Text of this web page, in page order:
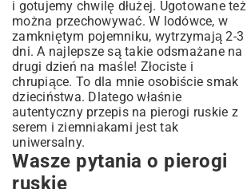
i gotujemy chwilę dłużej. Ugotowane też
można przechowywać. W lodówce, w
zamkniętym pojemniku, wytrzymają 2-3
dni. A najlepsze są takie odsmażane na
drugi dzień na maśle! Złociste i
chrupiące. To dla mnie osobiście smak
dzieciństwa. Dlatego właśnie
autentyczny przepis na pierogi ruskie z
serem i ziemniakami jest tak
uniwersalny.
Wasze pytania o pierogi
ruskie